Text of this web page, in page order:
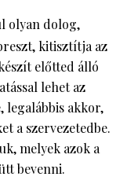
olyan dolog,
kitisztítja az
előtted álló
lehet az
legalábbis akkor,
a szervezetedbe.
melyek azok a
bevenni.